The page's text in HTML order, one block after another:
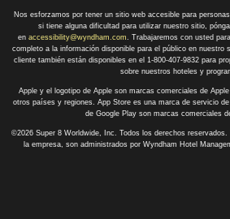
Nos esforzamos por tener un sitio web accesible para
si tiene alguna dificultad para utilizar nuestro sitio,
en accessibility@wyndham.com . Trabajaremos con usted
completo a la información disponible para el público en nuestro
cliente también están disponibles en el 1-800-407-9832 para
sobre nuestros hoteles y
Apple y el logotipo de Apple son marcas comerciales de
otros países y regiones. App Store es una marca de servicio
de Google Play son marcas comerciales
©2026 Super 8 Worldwide, Inc. Todos los derechos
la empresa, son administrados por Wyndham Hotel